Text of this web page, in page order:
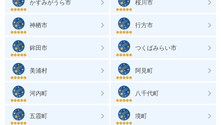
かすみがうら市 桜川市
神栖市 行方市
鉾田市 つくばみらい市
美浦村 阿見町
河内町 八千代町
五霞町 境町